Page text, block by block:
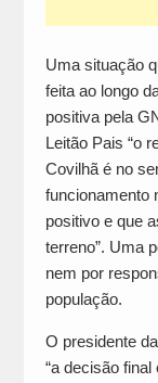
Uma situação
feita ao longo
positiva pela
Leitão Pais “o
Covilhã é no
funcionamento
positivo e que
terreno”. Uma
nem por
população.
O presidente
“a decisão